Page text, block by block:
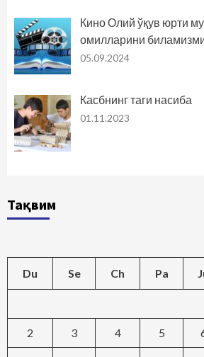
Кино Олий ўқув юрти
омилларини
05.09.2024
Касбнинг таги насиба
01.11.2023
Тақвим
Du Se Ch Pa
2 3 4 5